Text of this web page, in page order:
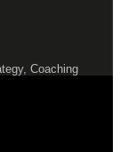
Coaching